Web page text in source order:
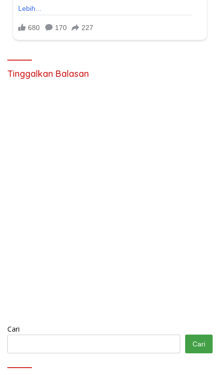
Tinggalkan Balasan
Cari
Cari